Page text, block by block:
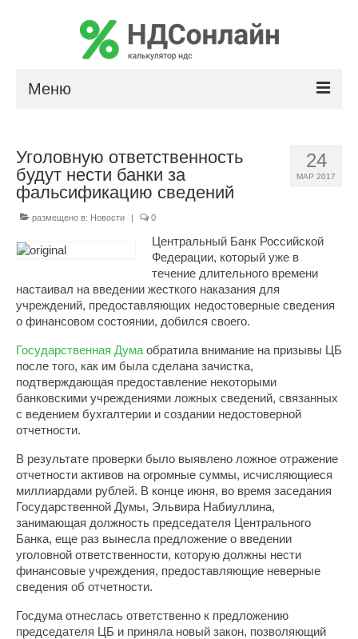
Меню
Сумма прописью
Калькулятор сальдо по лизингу
24
МАР 2017
Уголовную ответственность
будут нести банки за
фальсификацию сведений
размещено в: Новости | 0
Центральный Банк Российской
Федерации, который уже в
течение длительного времени
настаивал на введении жесткого наказания для
учреждений, предоставляющих недостоверные сведения
о финансовом состоянии, добился своего.
Государственная Дума обратила внимание на призывы ЦБ
после того, как им была сделана зачистка,
подтверждающая предоставление некоторыми
банковскими учреждениями ложных сведений, связанных
с ведением бухгалтерии и создании недостоверной
отчетности.
В результате проверки было выявлено ложное отражение
отчетности активов на огромные суммы, исчисляющиеся
миллиардами рублей. В конце июня, во время заседания
Государственной Думы, Эльвира Набиуллина,
занимающая должность председателя Центрального
Банка, еще раз вынесла предложение о введении
уголовной ответственности, которую должны нести
финансовые учреждения, предоставляющие неверные
сведения об отчетности.
Госдума отнеслась ответственно к предложению
председателя ЦБ и приняла новый закон, позволяющий